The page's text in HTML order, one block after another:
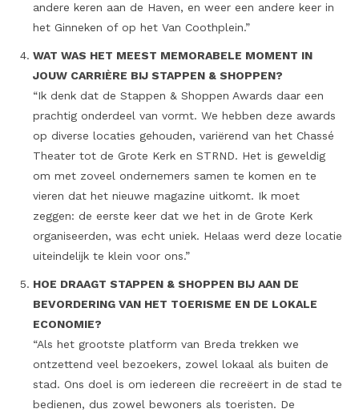
andere keren aan de Haven, en weer een andere keer in
het Ginneken of op het Van Coothplein.”
WAT WAS HET MEEST MEMORABELE MOMENT IN
JOUW CARRIÈRE BIJ STAPPEN & SHOPPEN?
“Ik denk dat de Stappen & Shoppen Awards daar een
prachtig onderdeel van vormt. We hebben deze awards
op diverse locaties gehouden, variërend van het Chassé
Theater tot de Grote Kerk en STRND. Het is geweldig
om met zoveel ondernemers samen te komen en te
vieren dat het nieuwe magazine uitkomt. Ik moet
zeggen: de eerste keer dat we het in de Grote Kerk
organiseerden, was echt uniek. Helaas werd deze locatie
uiteindelijk te klein voor ons.”
HOE DRAAGT STAPPEN & SHOPPEN BIJ AAN DE
BEVORDERING VAN HET TOERISME EN DE LOKALE
ECONOMIE?
“Als het grootste platform van Breda trekken we
ontzettend veel bezoekers, zowel lokaal als buiten de
stad. Ons doel is om iedereen die recreëert in de stad te
bedienen, dus zowel bewoners als toeristen. De